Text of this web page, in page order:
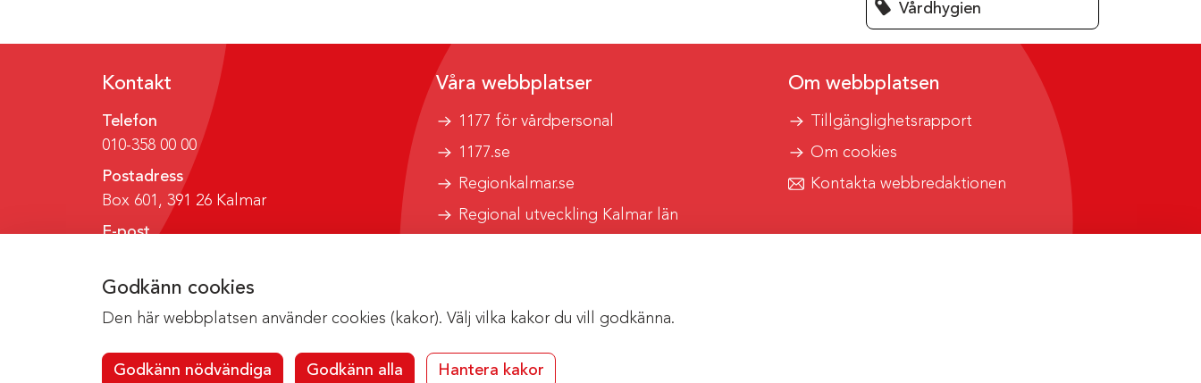
Godkänn cookies
Den här webbplatsen använder cookies (kakor). Välj vilka kakor du vill godkänna.
Godkänn nödvändiga Godkänn alla Hantera kakor
Vårdhygien
Kontakt
Telefon
010-358 00 00
Postadress
Box 601, 391 26 Kalmar
E-post
Våra webbplatser
1177 för vårdpersonal
1177.se
Regionkalmar.se
Regional utveckling Kalmar län
Om webbplatsen
Tillgänglighetsrapport
Om cookies
Kontakta webbredaktionen